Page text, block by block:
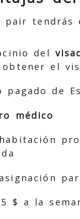
pair tendrás
del
el
pagado de
médico
$ a la